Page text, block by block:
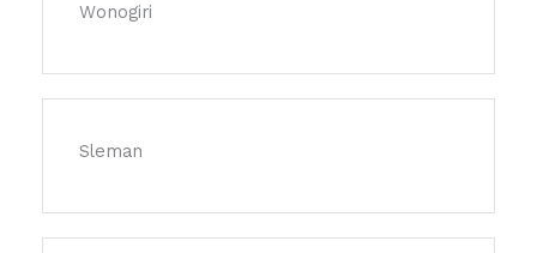
Wonogiri
Sleman